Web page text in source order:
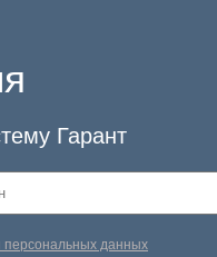
Гарант
персональных данных